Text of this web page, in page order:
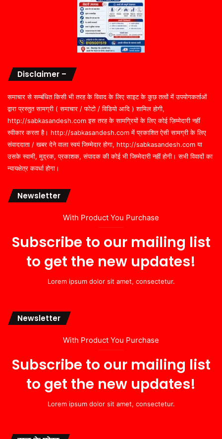
Disclaimer –
समाचार से सम्बंधित किसी भी तरह के विवाद के लिए साइट के कुछ तत्वों में उपयोगकर्ताओं
द्वारा प्रस्तुत सामग्री ( समाचार / फोटो / विडियो आदि ) शामिल होगी,
http://sabkasandesh.com इस तरह के सामग्रियों के लिए कोई ज़िम्मेदारी नहीं
स्वीकार करता है। http://sabkasandesh.com में प्रकाशित ऐसी सामग्री के लिए
संवाददाता / खबर देने वाला स्वयं जिम्मेदार होगा, http://sabkasandesh.com या
उसके स्वामी, मुद्रक, प्रकाशक, संपादक की कोई भी जिम्मेदारी नहीं होगी। सभी विवादों का
न्यायक्षेत्र कवर्धा होगा।
Newsletter
With Product You Purchase
Subscribe to our mailing list
to get the new updates!
Lorem ipsum dolor sit amet, consectetur.
Newsletter
With Product You Purchase
Subscribe to our mailing list
to get the new updates!
Lorem ipsum dolor sit amet, consectetur.